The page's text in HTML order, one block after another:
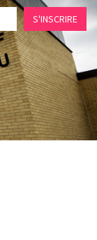
S'INSCRIRE